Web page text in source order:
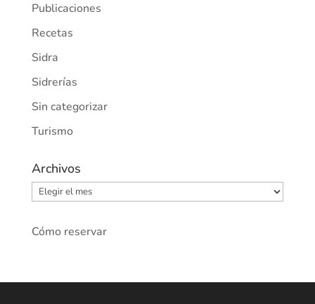
Publicaciones
Recetas
Sidra
Sidrerías
Sin categorizar
Turismo
Archivos
Archivos
Cómo reservar